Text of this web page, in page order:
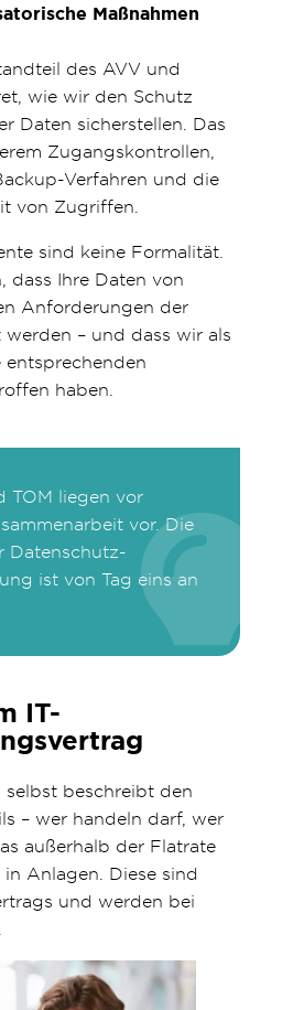
Maßnahmen
des AVV und
wie wir den Schutz
Daten sicherstellen. Das
Zugangskontrollen,
Verfahren und die
von Zugriffen.
sind keine Formalität.
dass Ihre Daten von
Anforderungen der
werden – und dass wir als
entsprechenden
haben.
TOM liegen vor
vor. Die
Datenschutz-
ist von Tag eins an
IT-
selbst beschreibt den
– wer handeln darf, wer
außerhalb der Flatrate
Anlagen. Diese sind
und werden bei